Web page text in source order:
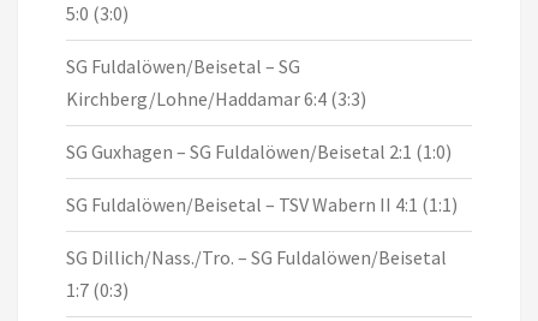
5:0 (3:0)
SG Fuldalöwen/Beisetal – SG
Kirchberg/Lohne/Haddamar 6:4 (3:3)
SG Guxhagen – SG Fuldalöwen/Beisetal 2:1 (1:0)
SG Fuldalöwen/Beisetal – TSV Wabern II 4:1 (1:1)
SG Dillich/Nass./Tro. – SG Fuldalöwen/Beisetal
1:7 (0:3)